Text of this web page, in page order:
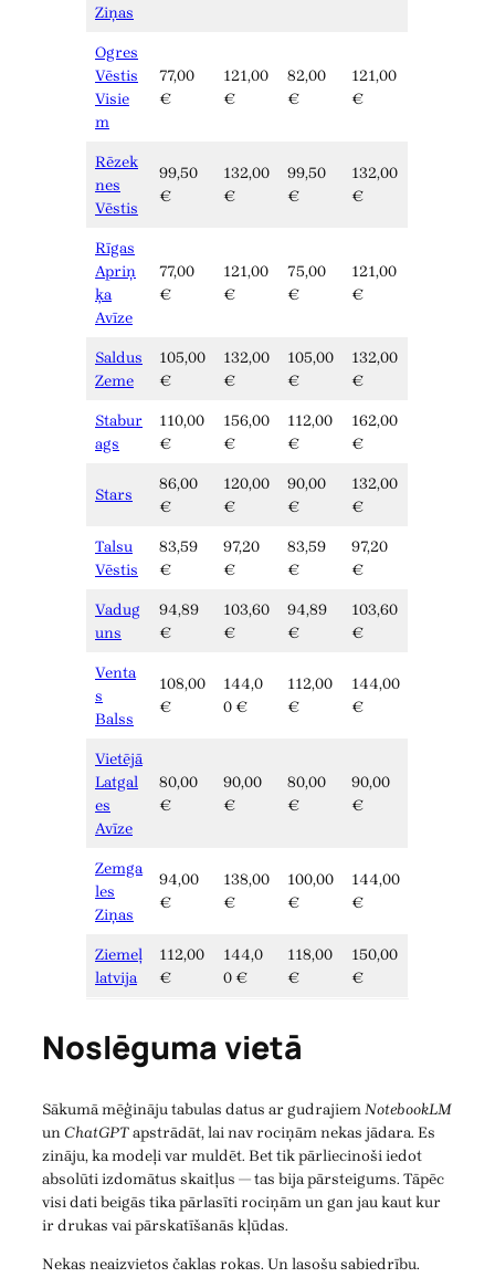
Ziņas
Ogres
Vēstis
Visie
m
77,00
€
121,00
€
82,00
€
121,00
€
Rēzek
nes
Vēstis
99,50
€
132,00
€
99,50
€
132,00
€
Rīgas
Apriņ
ķa
Avīze
77,00
€
121,00
€
75,00
€
121,00
€
Saldus
Zeme
105,00
€
132,00
€
105,00
€
132,00
€
Stabur
ags
110,00
€
156,00
€
112,00
€
162,00
€
Stars
86,00
€
120,00
€
90,00
€
132,00
€
Talsu
Vēstis
83,59
€
97,20
€
83,59
€
97,20
€
Vadug
uns
94,89
€
103,60
€
94,89
€
103,60
€
Venta
s
Balss
108,00
€
144,0
0 €
112,00
€
144,00
€
Vietējā
Latgal
es
Avīze
80,00
€
90,00
€
80,00
€
90,00
€
Zemga
les
Ziņas
94,00
€
138,00
€
100,00
€
144,00
€
Ziemeļ
latvija
112,00
€
144,0
0 €
118,00
€
150,00
€
Noslēguma vietā
Sākumā mēģināju tabulas datus ar gudrajiemNotebookLM
un ChatGPTapstrādāt, lai nav rociņām nekas jādara. Es
zināju, ka modeļi var muldēt. Bet tik pārliecinoši iedot
absolūti izdomātus skaitļus — tas bija pārsteigums. Tāpēc
visi dati beigās tika pārlasīti rociņām un gan jau kaut kur
ir drukas vai pārskatīšanās kļūdas.
Nekas neaizvietos čaklas rokas. Un lasošu sabiedrību.